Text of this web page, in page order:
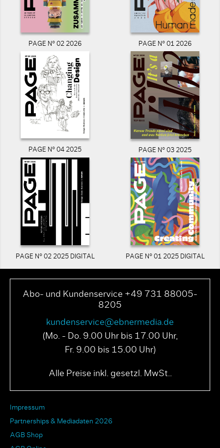
PAGE N° 02 2026 PAGE N° 01 2026
PAGE N° 04 2025 PAGE N° 03 2025
PAGE N° 02 2025 DIGITAL PAGE N° 01 2025 DIGITAL
Abo- und Kundenservice +49 731 88005-
8205
kundenservice@ebnermedia.de
(Mo. - Do. 9.00 Uhr bis 17.00 Uhr,
Fr. 9.00 bis 15.00 Uhr)
Alle Preise inkl. gesetzl. MwSt..
Impressum
Partnerships & Mediadaten 2026
AGB Shop